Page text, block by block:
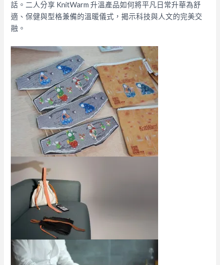
話。二人分享 KnitWarm 升溫產品如何將平凡日常升華為舒
適、保健與型格兼備的溫暖儀式，揭示科技與人文的完美交
融。